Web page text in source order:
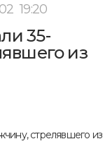
19:20
35-
из